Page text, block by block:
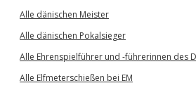
Alle dänischen Meister
Alle dänischen Pokalsieger
Alle Ehrenspielführer und -führerinnen des
Alle Elfmeterschießen bei EM